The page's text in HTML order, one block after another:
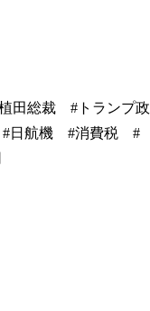
総裁 #トランプ政
日航機 #消費税 #